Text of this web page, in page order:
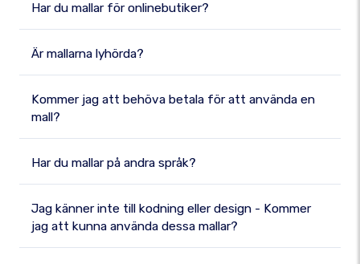
Har du mallar för onlinebutiker?
Är mallarna lyhörda?
Kommer jag att behöva betala för att använda en
mall?
Har du mallar på andra språk?
Jag känner inte till kodning eller design - Kommer
jag att kunna använda dessa mallar?